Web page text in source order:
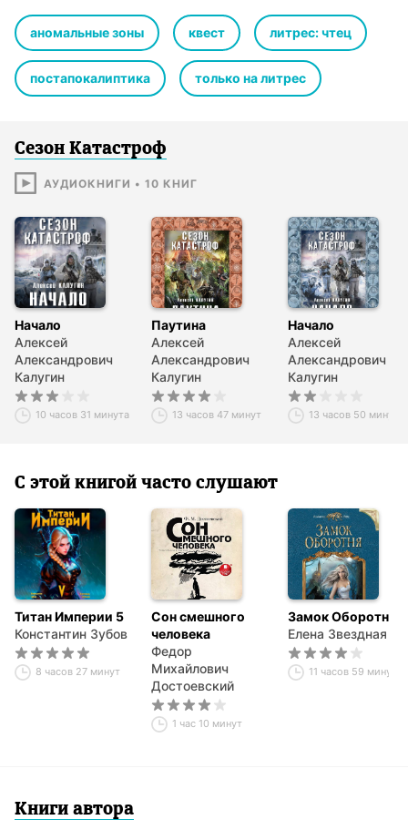
аномальные зоны квест литрес: чтец
постапокалиптика только на литрес
Сезон Катастроф
АУДИОКНИГИ • 10 КНИГ
Начало
Алексей
Александрович
Калугин
10 часов 31 минута
Паутина
Алексей
Александрович
Калугин
13 часов 47 минут
Начало
Алексей
Александрович
Калугин
13 часов 50 минут
С этой книгой часто слушают
Титан Империи 5
Константин Зубов
8 часов 27 минут
Сон смешного
человека
Федор
Михайлович
Достоевский
1 час 10 минут
Замок Оборотня
Елена Звездная
11 часов 59 минут
Книги автора